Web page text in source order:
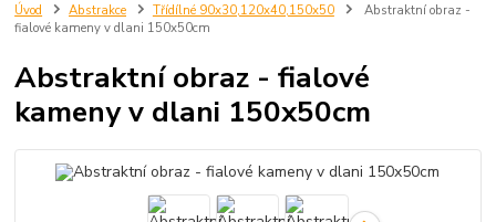
Úvod Abstrakce Třídílné 90x30,120x40,150x50
Abstraktní obraz -
fialové kameny v dlani 150x50cm
Abstraktní obraz - fialové
kameny v dlani 150x50cm